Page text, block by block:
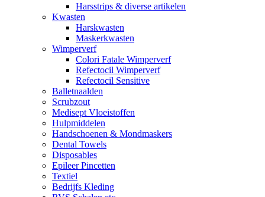
Harsstrips & diverse artikelen
Kwasten
Harskwasten
Maskerkwasten
Wimperverf
Colori Fatale Wimperverf
Refectocil Wimperverf
Refectocil Sensitive
Balletnaalden
Scrubzout
Medisept Vloeistoffen
Hulpmiddelen
Handschoenen & Mondmaskers
Dental Towels
Disposables
Epileer Pincetten
Textiel
Bedrijfs Kleding